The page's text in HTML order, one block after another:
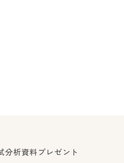
分析資料プレゼント